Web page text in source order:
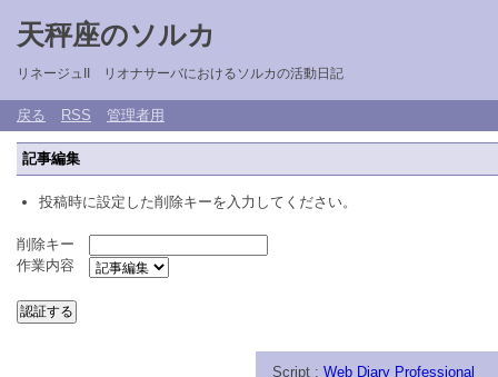
天秤座のソルカ
リネージュII リオナサーバにおけるソルカの活動日記
戻る RSS 管理者用
記事編集
投稿時に設定した削除キーを入力してください。
削除キー
作業内容
Script : Web Diary Professional